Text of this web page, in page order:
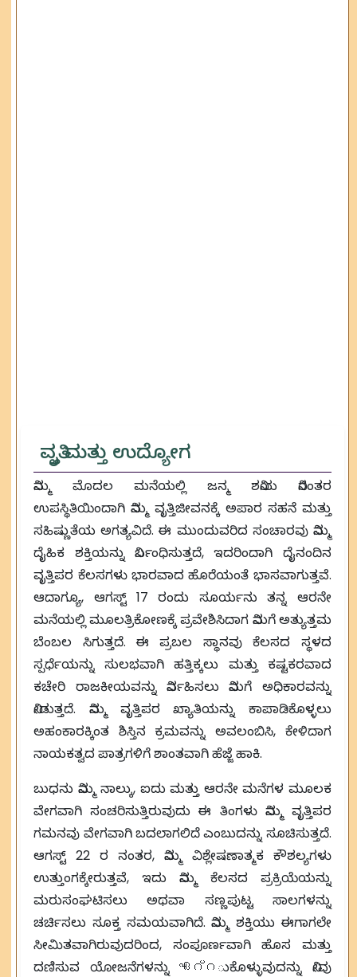
ವೃತ್ತಿ ಮತ್ತು ಉದ್ಯೋಗ
ನಿಮ್ಮ ಮೊದಲ ಮನೆಯಲ್ಲಿ ಜನ್ಮ ಶನಿಯ ನಿರಂತರ
ಉಪಸ್ಥಿತಿಯಿಂದಾಗಿ ನಿಮ್ಮ ವೃತ್ತಿಜೀವನಕ್ಕೆ ಅಪಾರ ಸಹನೆ ಮತ್ತು
ಸಹಿಷ್ಣುತೆಯ ಅಗತ್ಯವಿದೆ. ಈ ಮುಂದುವರಿದ ಸಂಚಾರವು ನಿಮ್ಮ
ದೈಹಿಕ ಶಕ್ತಿಯನ್ನು ನಿರ್ಬಂಧಿಸುತ್ತದೆ, ಇದರಿಂದಾಗಿ ದೈನಂದಿನ
ವೃತ್ತಿಪರ ಕೆಲಸಗಳು ಭಾರವಾದ ಹೊರೆಯಂತೆ ಭಾಸವಾಗುತ್ತವೆ.
ಆದಾಗ್ಯೂ, ಆಗಸ್ಟ್ 17 ರಂದು ಸೂರ್ಯನು ತನ್ನ ಆರನೇ
ಮನೆಯಲ್ಲಿ ಮೂಲತ್ರಿಕೋಣಕ್ಕೆ ಪ್ರವೇಶಿಸಿದಾಗ ನಿಮಗೆ ಅತ್ಯುತ್ತಮ
ಬೆಂಬಲ ಸಿಗುತ್ತದೆ. ಈ ಪ್ರಬಲ ಸ್ಥಾನವು ಕೆಲಸದ ಸ್ಥಳದ
ಸ್ಪರ್ಧೆಯನ್ನು ಸುಲಭವಾಗಿ ಹತ್ತಿಕ್ಕಲು ಮತ್ತು ಕಷ್ಟಕರವಾದ
ಕಚೇರಿ ರಾಜಕೀಯವನ್ನು ನಿರ್ವಹಿಸಲು ನಿಮಗೆ ಅಧಿಕಾರವನ್ನು
ನೀಡುತ್ತದೆ. ನಿಮ್ಮ ವೃತ್ತಿಪರ ಖ್ಯಾತಿಯನ್ನು ಕಾಪಾಡಿಕೊಳ್ಳಲು
ಅಹಂಕಾರಕ್ಕಿಂತ ಶಿಸ್ತಿನ ಕ್ರಮವನ್ನು ಅವಲಂಬಿಸಿ, ಕೇಳಿದಾಗ
ನಾಯಕತ್ವದ ಪಾತ್ರಗಳಿಗೆ ಶಾಂತವಾಗಿ ಹೆಜ್ಜೆ ಹಾಕಿ.
ಬುಧನು ನಿಮ್ಮ ನಾಲ್ಕು, ಐದು ಮತ್ತು ಆರನೇ ಮನೆಗಳ ಮೂಲಕ
ವೇಗವಾಗಿ ಸಂಚರಿಸುತ್ತಿರುವುದು ಈ ತಿಂಗಳು ನಿಮ್ಮ ವೃತ್ತಿಪರ
ಗಮನವು ವೇಗವಾಗಿ ಬದಲಾಗಲಿದೆ ಎಂಬುದನ್ನು ಸೂಚಿಸುತ್ತದೆ.
ಆಗಸ್ಟ್ 22 ರ ನಂತರ, ನಿಮ್ಮ ವಿಶ್ಲೇಷಣಾತ್ಮಕ ಕೌಶಲ್ಯಗಳು
ಉತ್ತುಂಗಕ್ಕೇರುತ್ತವೆ, ಇದು ನಿಮ್ಮ ಕೆಲಸದ ಪ್ರಕ್ರಿಯೆಯನ್ನು
ಮರುಸಂಘಟಿಸಲು ಅಥವಾ ಸಣ್ಣಪುಟ್ಟ ಸಾಲಗಳನ್ನು
ಚರ್ಚಿಸಲು ಸೂಕ್ತ ಸಮಯವಾಗಿದೆ. ನಿಮ್ಮ ಶಕ್ತಿಯು ಈಗಾಗಲೇ
ಸೀಮಿತವಾಗಿರುವುದರಿಂದ, ಸಂಪೂರ್ಣವಾಗಿ ಹೊಸ ಮತ್ತು
ದಣಿಸುವ ಯೋಜನೆಗಳನ್ನು ഏറ്റುಕೊಳ್ಳುವುದನ್ನು ನೀವು